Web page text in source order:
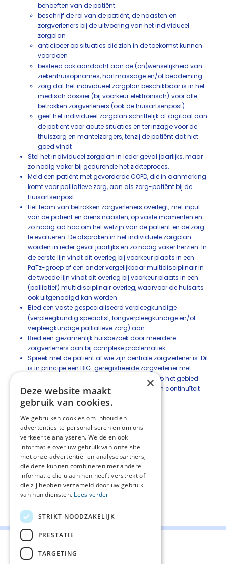
behoeften van de patiënt
beschrijf de rol van de patiënt, de naasten en
zorgverleners bij de uitvoering van het individueel
zorgplan
anticipeer op situaties die zich in de toekomst kunnen
voordoen
besteed ook aandacht aan de (on)wenselijkheid van
ziekenhuisopnames, hartmassage en/of beademing
zorg dat het individueel zorgplan beschikbaar is in het
medisch dossier (bij voorkeur elektronisch) voor alle
betrokken zorgverleners (ook de huisartsenpost)
geef het individueel zorgplan schriftelijk of digitaal aan
de patiënt voor acute situaties en ter inzage voor de
thuiszorg en mantelzorgers, tenzij de patiënt dat niet
goed vindt
Stel het individueel zorgplan in ieder geval jaarlijks, maar
zo nodig vaker bij gedurende het ziekteproces.
Meld een patiënt met gevorderde COPD, die in aanmerking
komt voor palliatieve zorg, aan als zorg-patiënt bij de
Huisartsenpost.
Het team van betrokken zorgverleners overlegt, met input
van de patiënt en diens naasten, op vaste momenten en
zo nodig ad hoc om het welzijn van de patiënt en de zorg
te evalueren. De afspraken in het individuele zorgplan
worden in ieder geval jaarlijks en zo nodig vaker herzien. In
de eerste lijn vindt dit overleg bij voorkeur plaats in een
PaTz-groep of een ander vergelijkbaar multidisciplinair In
de tweede lijn vindt dit overleg bij voorkeur plaats in een
(palliatief) multidisciplinair overleg, waarvoor de huisarts
ook uitgenodigd kan worden.
Bied een vaste gespecialiseerd verpleegkundige
(verpleegkundig specialist, longverpleegkundige en/of
verpleegkundige palliatieve zorg) aan.
Bied een gezamenlijk huisbezoek door meerdere
zorgverleners aan bij complexe problematiek.
Spreek met de patiënt af wie zijn centrale zorgverlener is. Dit
is in principe een BIG-geregistreerde zorgverlener met
concrete taken en verantwoordelijkheden op het gebied
van palliatieve zorgverlening, coördinatie en continuïteit
van de zorg. Dat kan zijn de:
huisarts
longarts
verpleegkundig specialist
longverpleegkundige
verpleegkundige palliatieve zorg
wijkverpleegkundige
specialist ouderengeneeskunde
Deel deze pagina:
×
Deze website maakt
gebruik van cookies.
We gebruiken cookies om inhoud en
advertenties te personaliseren en om ons
verkeer te analyseren. We delen ook
informatie over uw gebruik van onze site
met onze advertentie- en analysepartners,
die deze kunnen combineren met andere
informatie die u aan hen heeft verstrekt of
die zij hebben verzameld door uw gebruik
van hun diensten. Lees verder
STRIKT NOODZAKELIJK
PRESTATIE
TARGETING